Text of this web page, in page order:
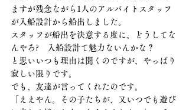
ますが残念ながら1人のアルバイトスタッフ
が入船設計から船出しました。
スタッフが船出を決意する度に、どうしてな
んやろ?　入船設計て魅力ないんかな？
と思いいつも理由は聞くのですが、やっぱり
寂しい限りです。
でも、友達が言ってくれたのです。
「ええやん。その子たちが、又いつでも遊び